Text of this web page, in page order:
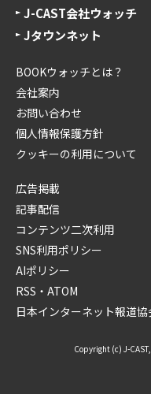
J-CAST会社ウォッチ
Jタウンネット
BOOKウォッチとは？
会社案内
お問い合わせ
個人情報保護方針
クッキーの利用について
広告掲載
記事配信
コンテンツ二次利用
SNS利用ポリシー
AIポリシー
RSS・ATOM
日本インターネット報道協
Copyright (c) J-